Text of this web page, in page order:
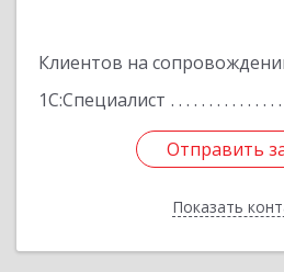
Клиентов на
1С:Специалист
Отправить
Показать
Отправить
Назад